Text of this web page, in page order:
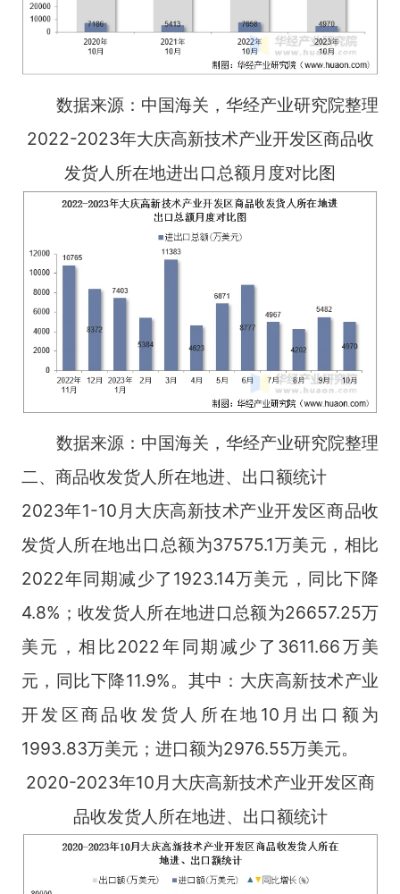
数据来源：中国海关，华经产业研究院整理
2022-2023年大庆高新技术产业开发区商品收
发货人所在地进出口总额月度对比图
数据来源：中国海关，华经产业研究院整理
二、商品收发货人所在地进、出口额统计
2023年1-10月大庆高新技术产业开发区商品收
发货人所在地出口总额为37575.1万美元，相比
2022年同期减少了1923.14万美元，同比下降
4.8%；收发货人所在地进口总额为26657.25万
美元，相比2022年同期减少了3611.66万美
元，同比下降11.9%。其中：大庆高新技术产业
开发区商品收发货人所在地10月出口额为
1993.83万美元；进口额为2976.55万美元。
2020-2023年10月大庆高新技术产业开发区商
品收发货人所在地进、出口额统计